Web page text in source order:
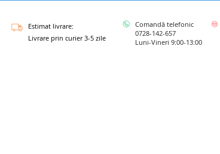
Estimat livrare:
Livrare prin curier 3-5 zile
Comandă telefonic
0728-142-657
Luni-Vineri 9:00-13:00